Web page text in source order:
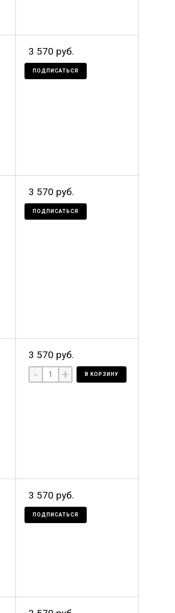
3 570 руб.
ПОДПИСАТЬСЯ
3 570 руб.
ПОДПИСАТЬСЯ
3 570 руб.
- + В КОРЗИНУ
3 570 руб.
ПОДПИСАТЬСЯ